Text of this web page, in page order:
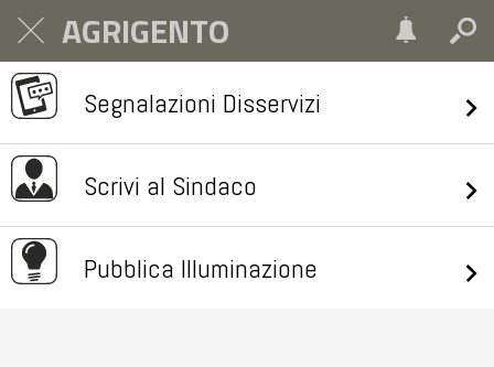
AGRIGENTO
Segnalazioni Disservizi
Scrivi al Sindaco
Pubblica Illuminazione